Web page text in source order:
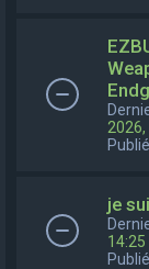
je
14:25